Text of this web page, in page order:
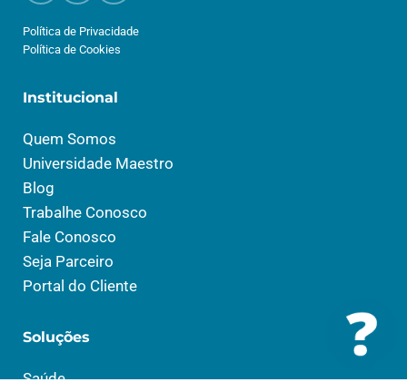
Política de Privacidade
Política de Cookies
Institucional
Quem Somos
Universidade Maestro
Blog
Trabalhe Conosco
Fale Conosco
Seja Parceiro
Portal do Cliente
Soluções
Saúde